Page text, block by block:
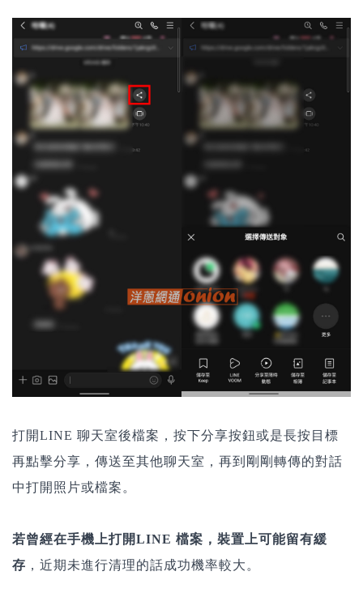
打開LINE 聊天室後檔案，按下分享按鈕或是長按目標
再點擊分享，傳送至其他聊天室，再到剛剛轉傳的對話
中打開照片或檔案。
若曾經在手機上打開LINE 檔案，裝置上可能留有緩
存 ，近期未進行清理的話成功機率較大。